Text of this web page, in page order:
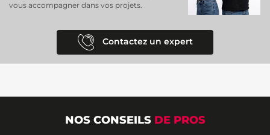
vous accompagner dans vos projets.
Contactez un expert
NOS CONSEILS DE PROS